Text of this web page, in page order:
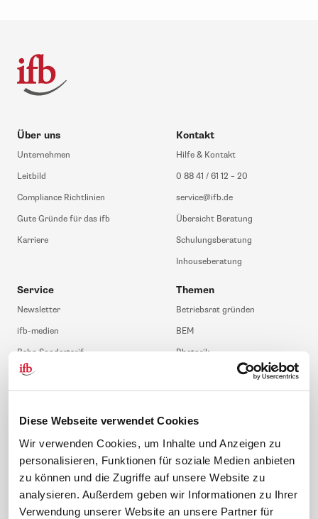
Diese Webseite verwendet Cookies
Wir verwenden Cookies, um Inhalte und Anzeigen zu
personalisieren, Funktionen für soziale Medien anbieten
zu können und die Zugriffe auf unsere Website zu
analysieren. Außerdem geben wir Informationen zu Ihrer
Verwendung unserer Website an unsere Partner für
Über uns
Unternehmen
Leitbild
Compliance Richtlinien
Gute Gründe für das ifb
Karriere
Kontakt
Hilfe & Kontakt
0 88 41 / 61 12 – 20
service@ifb.de
Übersicht Beratung
Schulungsberatung
Inhouseberatung
Service
Newsletter
ifb-medien
Bahn Sondertarif
meinifb
Downloads & Formulare
FAQ
ifb-App Betriebsrat360
Themen
Betriebsrat gründen
BEM
Rhetorik
SBV-Wahl
JAV-Wahl
News. Wissen. Themen.
Lexikon
Folgen Sie uns